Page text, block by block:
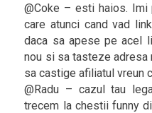
@Coke – esti haios. Imi
care atunci cand vad
daca sa apese pe acel
nou si sa tasteze adresa
sa castige afiliatul vreun
@Radu – cazul tau
trecem la chestii funny